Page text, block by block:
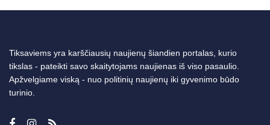
Tiksaviems yra karščiausių naujienų šiandien portalas, kurio
tikslas - pateikti savo skaitytojams naujienas iš viso pasaulio.
Apžvelgiame viską - nuo politinių naujienų iki gyvenimo būdo
turinio.